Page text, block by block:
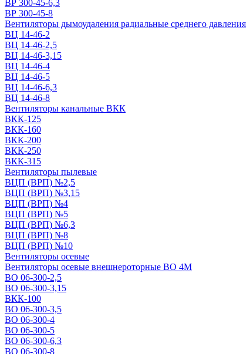
ВР 300-45-6,3
ВР 300-45-8
Вентиляторы дымоудаления радиальные среднего давления
ВЦ 14-46-2
ВЦ 14-46-2,5
ВЦ 14-46-3,15
ВЦ 14-46-4
ВЦ 14-46-5
ВЦ 14-46-6,3
ВЦ 14-46-8
Вентиляторы канальные ВКК
ВКК-125
ВКК-160
ВКК-200
ВКК-250
ВКК-315
Вентиляторы пылевые
ВЦП (ВРП) №2,5
ВЦП (ВРП) №3,15
ВЦП (ВРП) №4
ВЦП (ВРП) №5
ВЦП (ВРП) №6,3
ВЦП (ВРП) №8
ВЦП (ВРП) №10
Вентиляторы осевые
Вентиляторы осевые внешнероторные ВО 4М
ВО 06-300-2,5
ВО 06-300-3,15
ВКК-100
ВО 06-300-3,5
ВО 06-300-4
ВО 06-300-5
ВО 06-300-6,3
ВО 06-300-8